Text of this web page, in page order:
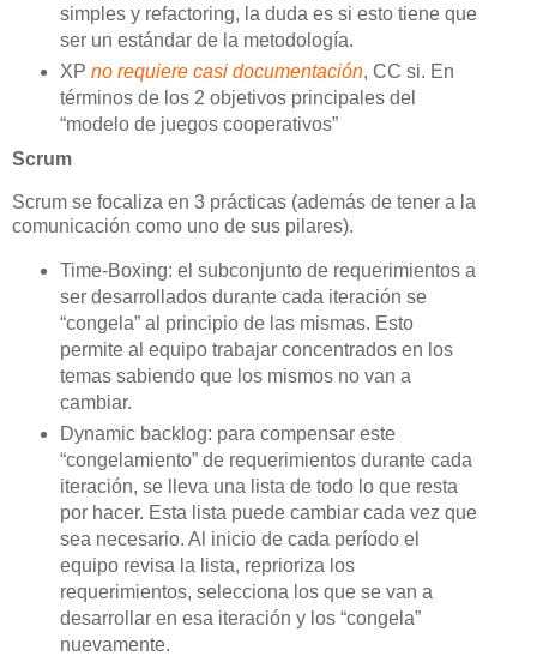
simples y refactoring, la duda es si esto tiene que
ser un estándar de la metodología.
XP no requiere casi documentación, CC si. En
términos de los 2 objetivos principales del
“modelo de juegos cooperativos”
Scrum
Scrum se focaliza en 3 prácticas (además de tener a la
comunicación como uno de sus pilares).
Time-Boxing: el subconjunto de requerimientos a
ser desarrollados durante cada iteración se
“congela” al principio de las mismas. Esto
permite al equipo trabajar concentrados en los
temas sabiendo que los mismos no van a
cambiar.
Dynamic backlog: para compensar este
“congelamiento” de requerimientos durante cada
iteración, se lleva una lista de todo lo que resta
por hacer. Esta lista puede cambiar cada vez que
sea necesario. Al inicio de cada período el
equipo revisa la lista, reprioriza los
requerimientos, selecciona los que se van a
desarrollar en esa iteración y los “congela”
nuevamente.